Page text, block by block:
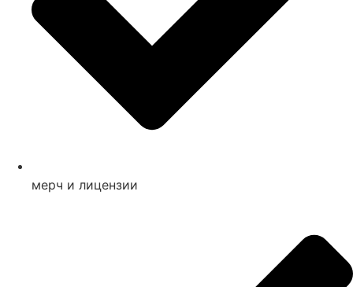
мерч и лицензии